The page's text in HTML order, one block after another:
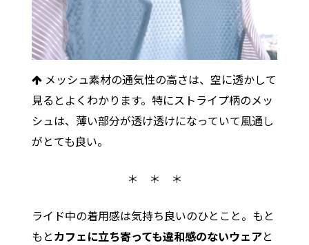
メッシュ素材の通気性の高さは、空に透かして
見るとよくわかります。特にストライプ柄のメッ
シュは、薄い部分が透け透けになっていて風通し
がとても良い。
＊ ＊ ＊
ライド中の着用感は気持ち良いのひとこと。もと
もとカフェに立ち寄っても違和感のないウェアと